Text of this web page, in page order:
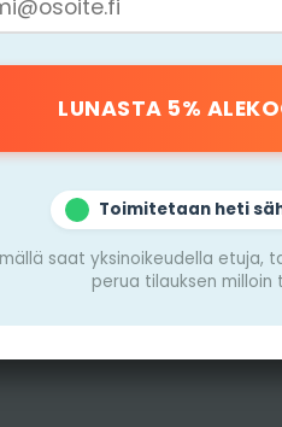
g)
tämä pussi yhdistää
Ihanteellinen niille,
Toimitetaan heti
saat yksinoikeudella etuja,
perua tilauksen milloin